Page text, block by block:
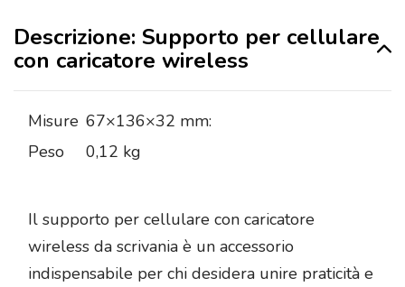
Descrizione: Supporto per cellulare
con caricatore wireless
Misure 67×136×32 mm:
Peso
0,12 kg
Il supporto per cellulare con caricatore
wireless da scrivania è un accessorio
indispensabile per chi desidera unire praticità e